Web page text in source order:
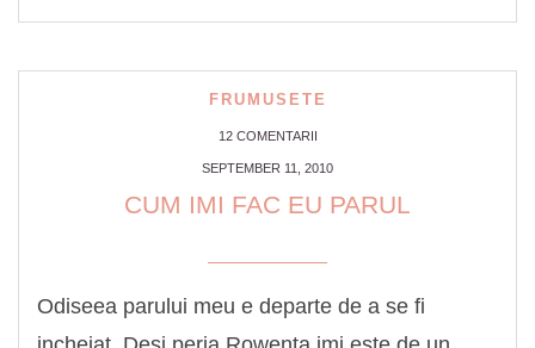
FRUMUSETE
12 COMENTARII
SEPTEMBER 11, 2010
CUM IMI FAC EU PARUL
Odiseea parului meu e departe de a se fi